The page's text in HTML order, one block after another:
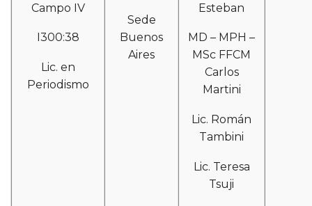
Campo IV
I300:38
Lic. en
Periodismo
Sede
Buenos
Aires
Esteban
MD – MPH –
MSc FFCM
Carlos
Martini
Lic. Román
Tambini
Lic. Teresa
Tsuji